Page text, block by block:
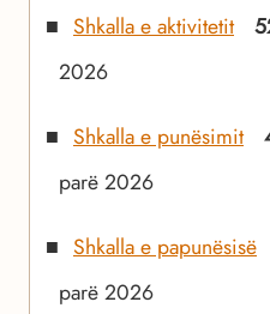
Shkalla e aktivitetit
2026
Shkalla e punësimit
parë 2026
Shkalla e papunësisë
parë 2026